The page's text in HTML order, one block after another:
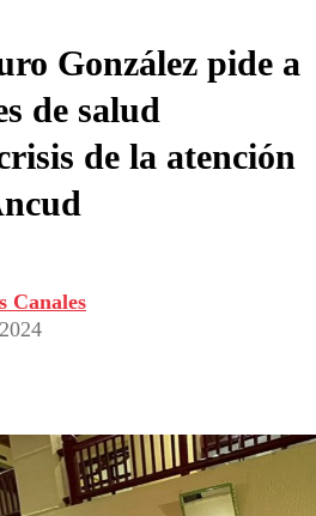
González pide a
de salud
de la atención
Canales